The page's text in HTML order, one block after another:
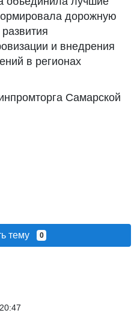
дорожную
и внедрения
в регионах
Самарской
тему 0